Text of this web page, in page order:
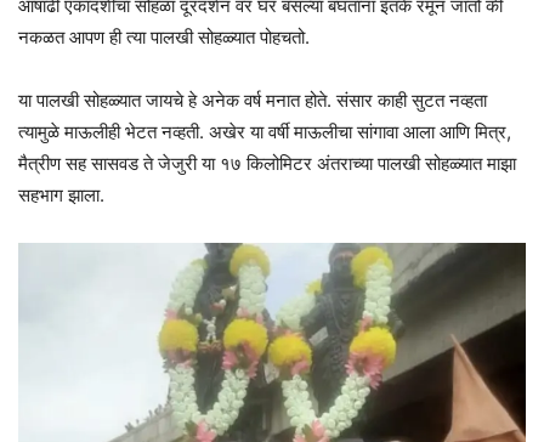
आषाढी एकादशीचा सोहळा दूरदर्शन वर घर बसल्या बघताना इतके रमून जातो की
नकळत आपण ही त्या पालखी सोहळ्यात पोहचतो.
या पालखी सोहळ्यात जायचे हे अनेक वर्ष मनात होते. संसार काही सुटत नव्हता
त्यामुळे माऊलीही भेटत नव्हती. अखेर या वर्षी माऊलीचा सांगावा आला आणि मित्र,
मैत्रीण सह सासवड ते जेजुरी या १७ किलोमिटर अंतराच्या पालखी सोहळ्यात माझा
सहभाग झाला.